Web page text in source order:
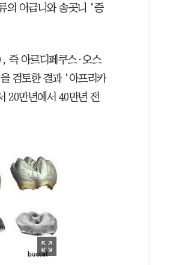
의 어금니와 송곳니 ‘증
즉 아르디페쿠스·오스
검토한 결과 ‘아프리카
20만년에서 40만년 전